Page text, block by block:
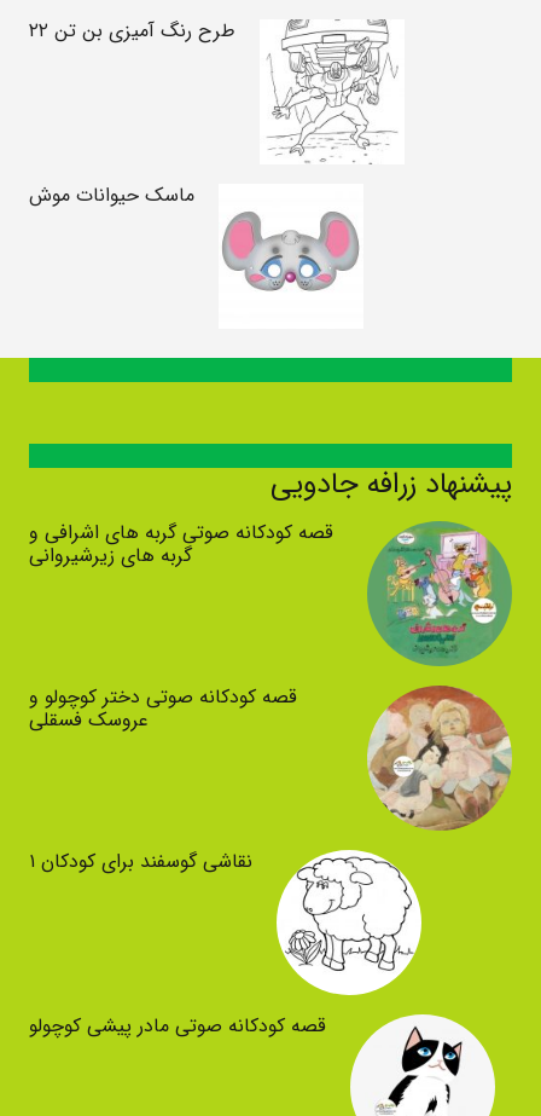
طرح رنگ آمیزی بن تن ۲۲
ماسک حیوانات موش
پیشنهاد زرافه جادویی
قصه کودکانه صوتی گربه های اشرافی و
گربه های زیرشیروانی
قصه کودکانه صوتی دختر کوچولو و
عروسک فسقلی
نقاشی گوسفند برای کودکان ۱
قصه کودکانه صوتی مادر پیشی کوچولو